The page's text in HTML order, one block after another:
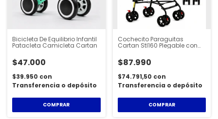
Bicicleta De Equilibrio Infantil
Patacleta Camicleta Cartan
$47.000
$39.950 con
Transferencia o depósito
COMPRAR
Cochecito Paraguitas
Cartan Stl160 Plegable con
$87.990
$74.791,50 con
Transferencia o depósito
COMPRAR